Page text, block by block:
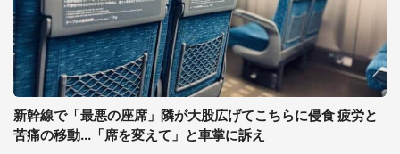
新幹線で「最悪の座席」隣が大股広げてこちらに侵食 疲労と
苦痛の移動...「席を変えて」と車掌に訴え